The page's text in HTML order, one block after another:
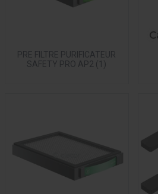
PRE FILTRE PURIFICATEUR
SAFETY PRO AP2 (1)